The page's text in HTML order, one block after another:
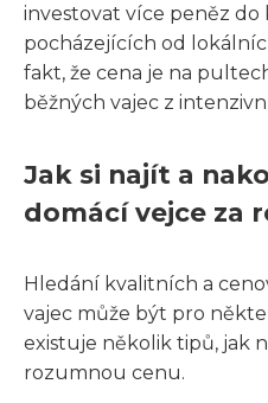
investovat více peněz do
pocházejících od
fakt, že cena je na
běžných vajec z
Jak si najít a
domácí vejce za
Hledání kvalitních a
vajec může být pro
existuje několik tipů, jak
rozumnou cenu.